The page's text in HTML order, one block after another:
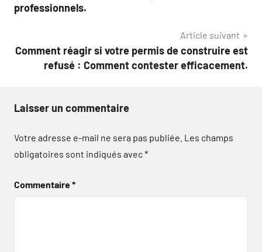
l’article
professionnels.
Article suivant
Comment réagir si votre permis de construire est
refusé : Comment contester efficacement.
Laisser un commentaire
Votre adresse e-mail ne sera pas publiée. Les champs
obligatoires sont indiqués avec*
Commentaire*